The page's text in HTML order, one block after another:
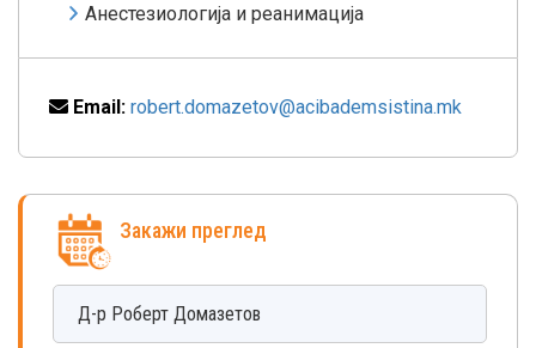
Анестезиологија и реанимација
Email: robert.domazetov@acibademsistina.mk
Закажи преглед
Д-р Роберт Домазетов